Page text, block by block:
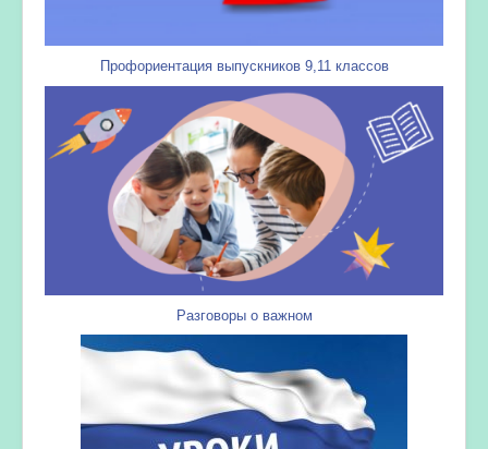
Профориентация выпускников 9,11 классов
Разговоры о важном